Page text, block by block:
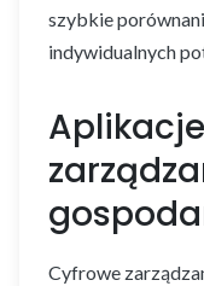
szybkie
indywidualnych
Cyfrowe